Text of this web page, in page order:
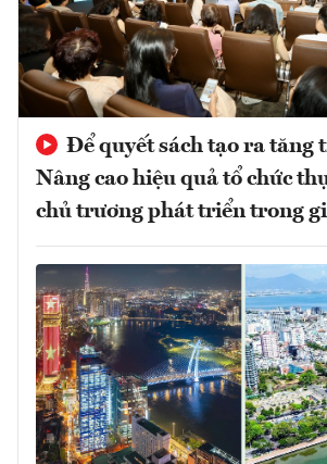
Để quyết sách tạo ra tăng
Nâng cao hiệu quả tổ chức
chủ trương phát triển trong